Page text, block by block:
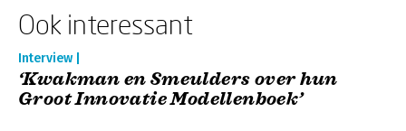
Ook interessant
Interview |
‘Kwakman en Smeulders over hun
Groot Innovatie Modellenboek’